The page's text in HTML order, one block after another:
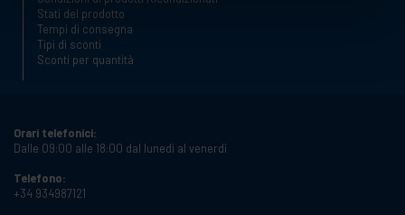
Stati del prodotto
Tempi di consegna
Tipi di sconti
Sconti per quantità
Orari telefonici:
Dalle 09:00 alle 18:00 dal lunedì al venerdì
Telefono:
+34 934987121